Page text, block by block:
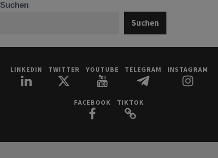
Suchen
Suchen
LINKEDIN TWITTER YOUTUBE TELEGRAM INSTAGRAM
FACEBOOK TIKTOK